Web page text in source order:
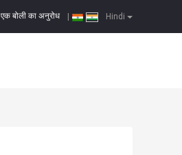
Hindi
एक बोली का अनुरोध